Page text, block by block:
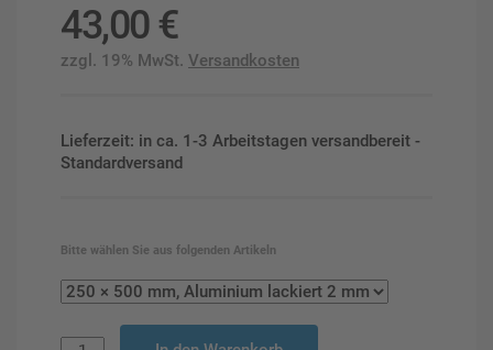
43,00 €
zzgl. 19% MwSt. Versandkosten
Lieferzeit: in ca. 1-3 Arbeitstagen versandbereit -
Standardversand
Bitte wählen Sie aus folgenden Artikeln